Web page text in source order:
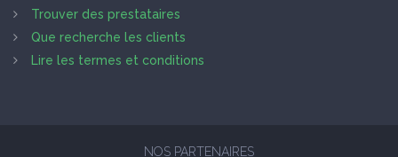
Trouver des prestataires
Que recherche les clients
Lire les termes et conditions
NOS PARTENAIRES